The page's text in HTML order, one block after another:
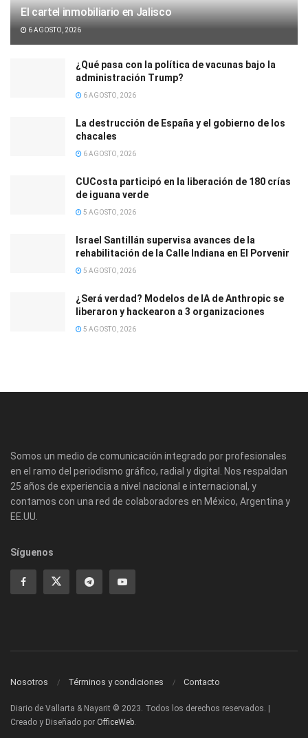
El cartel inmobiliario en Jalisco
6 AGOSTO, 2026
¿Qué pasa con la política de vacunas bajo la
administración Trump?
6 AGOSTO, 2026
La destrucción de España y el gobierno de los
chacales
6 AGOSTO, 2026
CUCosta participó en la liberación de 180 crías
de iguana verde
5 AGOSTO, 2026
Israel Santillán supervisa avances de la
rehabilitación de la Calle Indiana en El Porvenir
5 AGOSTO, 2026
¿Será verdad? Modelos de IA de Anthropic se
liberaron y hackearon a 3 organizaciones
5 AGOSTO, 2026
Somos un medio de comunicación integrado por profesionales
en el ramo del periodismo gráfico, radial y digital. Nos respaldan
25 años de experiencia a nivel nacional e internacional, y
contamos con una red de colaboradores en México, Argentina y
EE.UU.
Síguenos
Nosotros Términos y condiciones Contacto
Diario de Vallarta & Nayarit © 2023. Todos los derechos reservados. |
Creado y Diseñado por OfficeWeb.